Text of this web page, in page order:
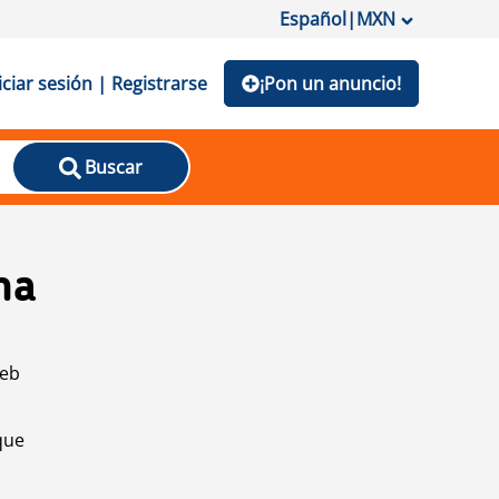
Español|MXN
sesión | Registrarse ¡Pon un anuncio!
Buscar